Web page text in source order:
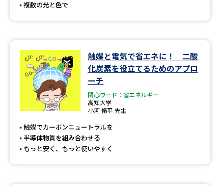
複数の光と色で
触媒と電気で省エネに！ 二酸
化炭素を役立てるためのアプロ
ーチ
関心ワード：省エネルギー
高知大学
小河 脩平 先生
触媒でカーボンニュートラルを
半導体物質を組み合わせる
もっと安く、もっと使いやすく